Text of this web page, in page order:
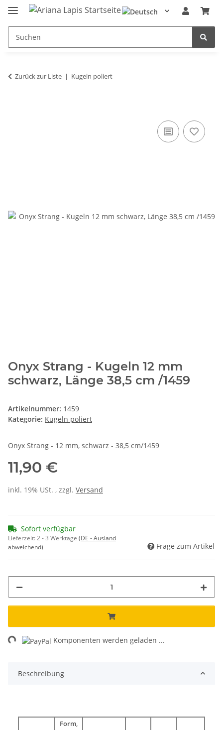
Zurück zur Liste Kugeln poliert
Onyx Strang - Kugeln 12 mm
schwarz, Länge 38,5 cm /1459
Artikelnummer: 1459
Kategorie: Kugeln poliert
Onyx Strang - 12 mm, schwarz - 38,5 cm/1459
11,90 €
inkl. 19% USt. , zzgl. Versand
Sofort verfügbar
Lieferzeit:2 - 3 Werktage (DE - Ausland
abweichend)
Frage zum Artikel
Komponenten werden geladen ...
Beschreibung
Form,